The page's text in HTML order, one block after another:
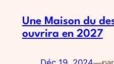
Une Maison du
ouvrira en 2027